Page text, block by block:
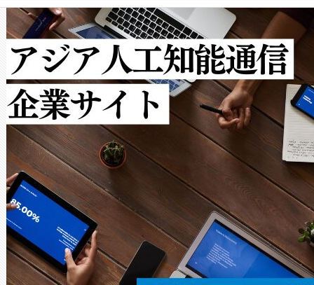
クルの各段階のデータを監視
[…]
で向上し、最大検知距離は
ットだけで最大1キロメート
ルの変電所周囲を監視でき、
作業と点群処理を簡素化でき
Avia 2は、2種類のFOVオプシ
× 80°のノーマルモード、長
ードを切り替えて使用するこ
ることなく、単一のデバイス
うにします。遠距離まで届く